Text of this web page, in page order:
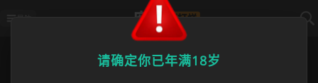
› 38岁梅西，第六届世
请确定你已年满18岁